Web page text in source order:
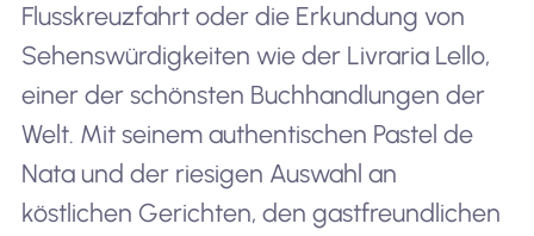
Flusskreuzfahrt oder die Erkundung von
Sehenswürdigkeiten wie der Livraria Lello,
einer der schönsten Buchhandlungen der
Welt. Mit seinem authentischen Pastel de
Nata und der riesigen Auswahl an
köstlichen Gerichten, den gastfreundlichen